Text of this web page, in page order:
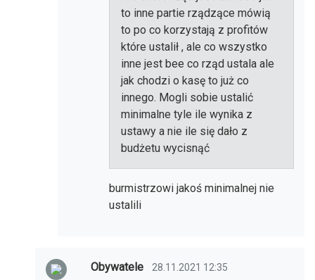
to inne partie rządzące mówią
to po co korzystają z profitów
które ustalił , ale co wszystko
inne jest bee co rząd ustala ale
jak chodzi o kasę to już co
innego. Mogli sobie ustalić
minimalne tyle ile wynika z
ustawy a nie ile się dało z
budżetu wycisnąć
burmistrzowi jakoś minimalnej nie
ustalili
Obywatele
28.11.2021 12:35